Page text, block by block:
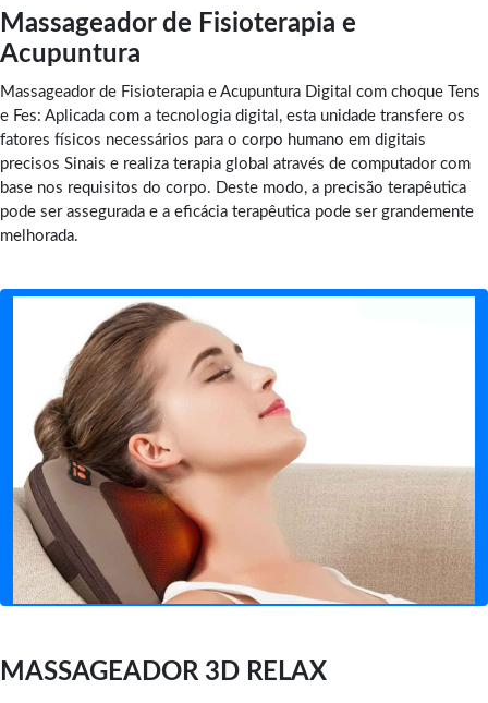
Massageador de Fisioterapia e
Acupuntura
Massageador de Fisioterapia e Acupuntura Digital com choque Tens
e Fes: Aplicada com a tecnologia digital, esta unidade transfere os
fatores físicos necessários para o corpo humano em digitais
precisos Sinais e realiza terapia global através de computador com
base nos requisitos do corpo. Deste modo, a precisão terapêutica
pode ser assegurada e a eficácia terapêutica pode ser grandemente
melhorada.
MASSAGEADOR 3D RELAX